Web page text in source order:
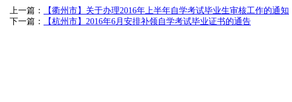
上一篇：
【衢州市】关于办理2016年上半年自学考试毕业生审核工作的通知
下一篇：
【杭州市】2016年6月安排补领自学考试毕业证书的通告